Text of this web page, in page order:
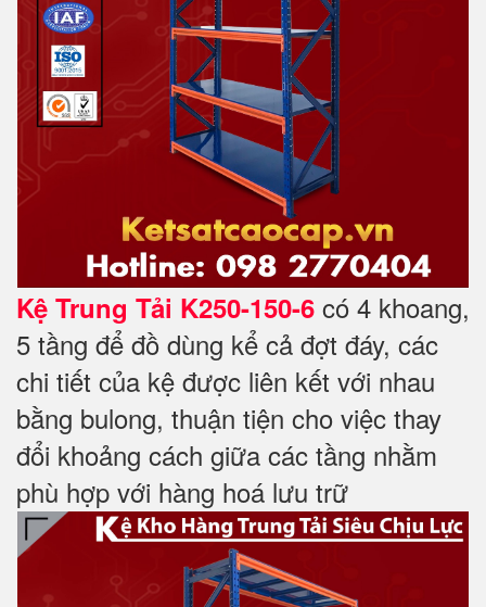
Kệ Trung Tải K250-150-6 có 4 khoang,
5 tầng để đồ dùng kể cả đợt đáy, các
chi tiết của kệ được liên kết với nhau
bằng bulong, thuận tiện cho việc thay
đổi khoảng cách giữa các tầng nhằm
phù hợp với hàng hoá lưu trữ